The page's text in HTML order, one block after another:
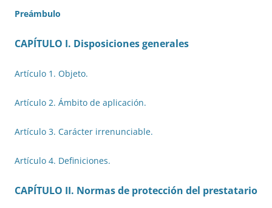
Preámbulo
CAPÍTULO I. Disposiciones generales
Artículo 1. Objeto.
Artículo 2. Ámbito de aplicación.
Artículo 3. Carácter irrenunciable.
Artículo 4. Definiciones.
CAPÍTULO II. Normas de protección del prestatario